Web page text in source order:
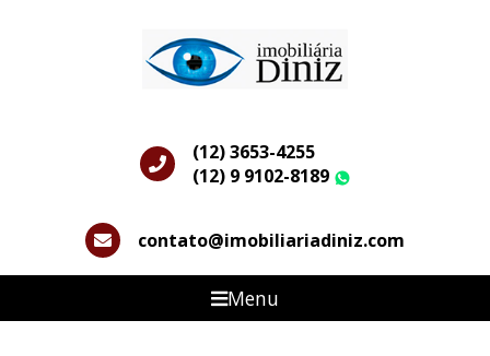
(12) 3653-4255
(12) 9 9102-8189
contato@imobiliariadiniz.com
Menu